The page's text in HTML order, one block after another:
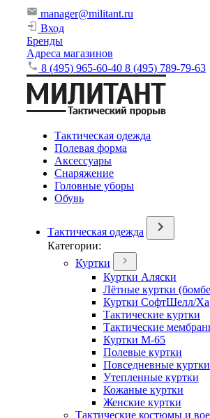
manager@militant.ru
Вход
Бренды
Адреса магазинов
8 (495) 965-60-40 8 (495) 789-79-63
Тактическая одежда
Полевая форма
Аксессуары
Снаряжение
Головные уборы
Обувь
Тактическая одежда
Категории:
Куртки
Куртки Аляски
Лётные куртки
Куртки СофтШелл/
Тактические куртки
Тактические
Куртки М-65
Полевые куртки
Повседневные
Утепленные куртки
Кожаные куртки
Женские куртки
Тактические костюмы и